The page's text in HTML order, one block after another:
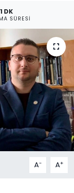
1 DK
SÜRESI
A- A+